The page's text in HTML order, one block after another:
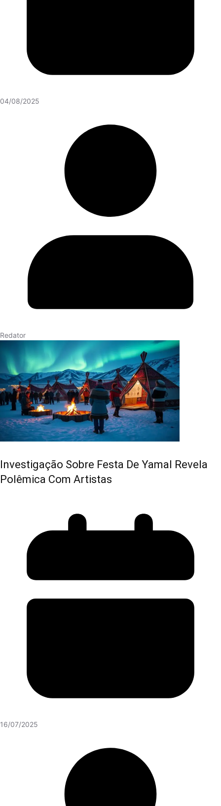
04/08/2025
Redator
Investigação Sobre Festa De Yamal Revela
Polêmica Com Artistas
16/07/2025